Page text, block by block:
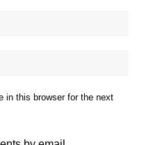
in this browser for the next